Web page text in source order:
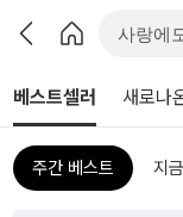
베스트셀러 새로나
주간 베스트 지